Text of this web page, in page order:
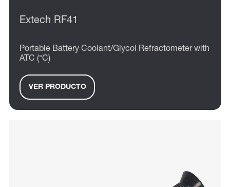
Extech RF41
Portable Battery Coolant/Glycol Refractometer with
ATC (°C)
VER PRODUCTO